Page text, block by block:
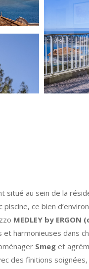
situé au sein de la
ce bien
MEDLEY by ERGON
harmonieuses dans
Smeget
des finitions